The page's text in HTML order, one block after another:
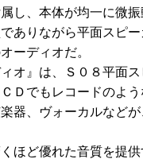
し、本体が均一に微
ありながら平面スピ
ーディオだ。
オ』は、Ｓ０８平面ス
Ｄでもレコードのよ
器、ヴォーカルなど
ほど優れた音質を提